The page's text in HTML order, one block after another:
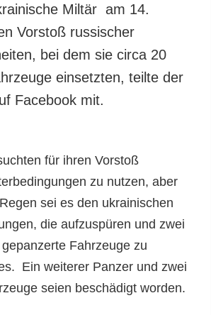
Miltär am 14.
Vorstoß russischer
bei dem sie circa 20
einsetzten, teilte der
Facebook mit.
für ihren Vorstoß
zu nutzen, aber
sei es den ukrainischen
die aufzuspüren und zwei
Fahrzeuge zu
Ein weiterer Panzer und zwei
seien beschädigt worden.